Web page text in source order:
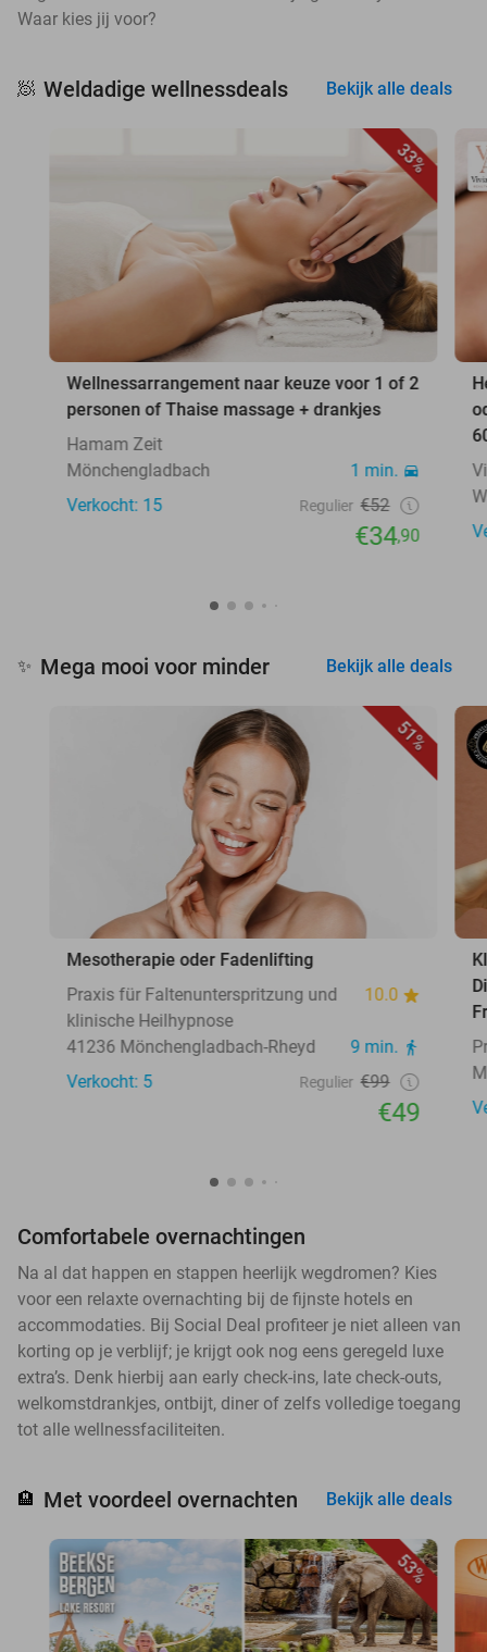
Waar kies jij voor?
🧖 Weldadige wellnessdeals Bekijk alle deals
33%
Wellnessarrangement naar keuze voor 1 of 2
personen of Thaise massage + drankjes
Hamam Zeit
Mönchengladbach
1 min.
Verkocht: 15
Regulier €52
€34,90
✨ Mega mooi voor minder Bekijk alle deals
51%
Mesotherapie oder Fadenlifting
Praxis für Faltenunterspritzung und
klinische Heilhypnose
10.0
41236 Mönchengladbach-Rheyd
9 min.
Verkocht: 5
Regulier €99
€49
Comfortabele overnachtingen
Na al dat happen en stappen heerlijk wegdromen? Kies
voor een relaxte overnachting bij de fijnste hotels en
accommodaties. Bij Social Deal profiteer je niet alleen van
korting op je verblijf; je krijgt ook nog eens geregeld luxe
extra’s. Denk hierbij aan early check-ins, late check-outs,
welkomstdrankjes, ontbijt, diner of zelfs volledige toegang
tot alle wellnessfaciliteiten.
🏨 Met voordeel overnachten Bekijk alle deals
53%